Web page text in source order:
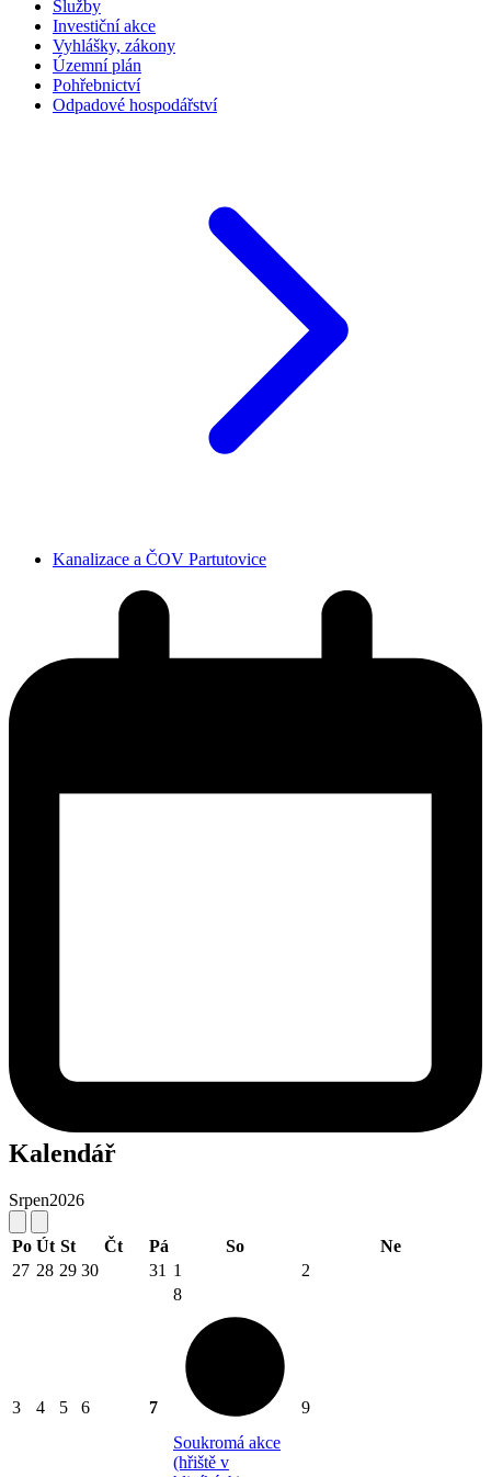
Služby
Investiční akce
Vyhlášky, zákony
Územní plán
Pohřebnictví
Odpadové hospodářství
Kanalizace a ČOV Partutovice
Kalendář
Srpen2026
Po Út St Čt Pá So
Ne
27 28 29 30 31 1 2
3 4 5 6 7
8
Soukromá akce
(hřiště v
9